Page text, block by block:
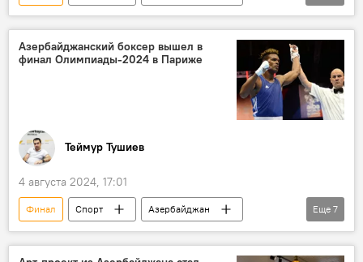
Тхэквондо
Паралимпийские игры
Франция
Париж
Азербайджанский боксер вышел в
финал Олимпиады-2024 в Париже
Теймур Тушиев
4 августа 2024, 17:01
Финал Спорт
Азербайджан
Франция
Париж
Олимпиада-2024
Альфонсо Домингес
Еще 7